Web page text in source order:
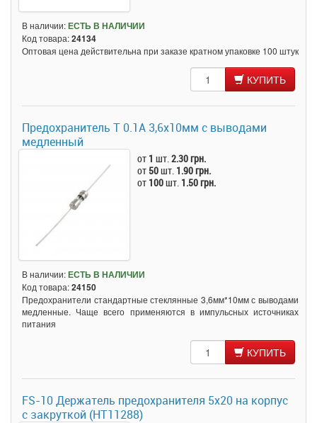
В наличии:ЕСТЬ В НАЛИЧИИ
Код товара:24134
Оптовая цена действительна при заказе кратном упаковке 100 штук
КУПИТЬ
Предохранитель T 0.1A 3,6x10мм с выводами
медленный
от 1 шт.2.30 грн.
от 50шт. 1.90 грн.
от 100шт. 1.50 грн.
В наличии:ЕСТЬ В НАЛИЧИИ
Код товара:24150
Предохранители стандартные стеклянные 3,6мм*10мм с выводами
медленные. Чаще всего применяются в импульсных источниках
питания
КУПИТЬ
FS-10 Держатель предохранителя 5x20 на корпус
с закруткой (HT11288)